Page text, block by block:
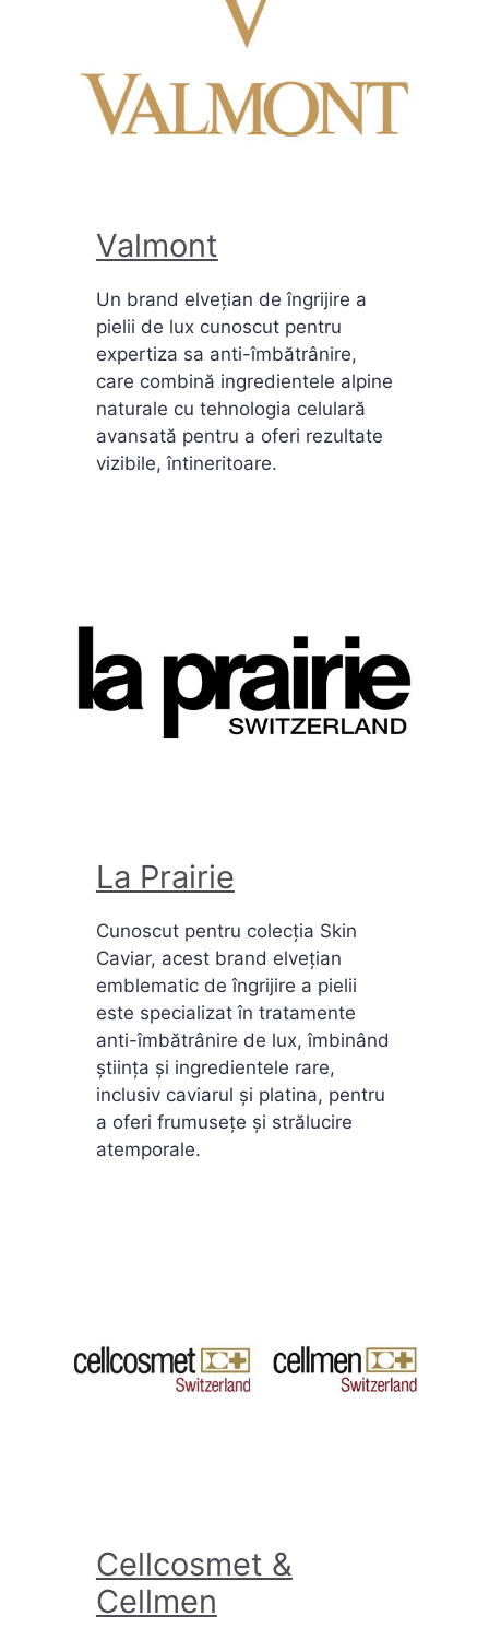
Valmont
Un brand elvețian de îngrijire a
pielii de lux cunoscut pentru
expertiza sa anti-îmbătrânire,
care combină ingredientele alpine
naturale cu tehnologia celulară
avansată pentru a oferi rezultate
vizibile, întineritoare.
La Prairie
Cunoscut pentru colecția Skin
Caviar, acest brand elvețian
emblematic de îngrijire a pielii
este specializat în tratamente
anti-îmbătrânire de lux, îmbinând
știința și ingredientele rare,
inclusiv caviarul și platina, pentru
a oferi frumusețe și strălucire
atemporale.
Cellcosmet &
Cellmen